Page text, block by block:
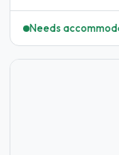
Needs